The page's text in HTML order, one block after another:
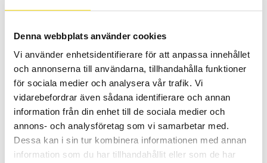
Denna webbplats använder cookies
Vi använder enhetsidentifierare för att anpassa innehållet
och annonserna till användarna, tillhandahålla funktioner
för sociala medier och analysera vår trafik. Vi
vidarebefordrar även sådana identifierare och annan
information från din enhet till de sociala medier och
annons- och analysföretag som vi samarbetar med.
Dessa kan i sin tur kombinera informationen med annan
information som du har tillhandahållit eller som de har
Mecmesin Betongprovare Shotcrete Penetrometer
1000N
Noggrann och användarvänlig tryckhållfasthetsprovare med